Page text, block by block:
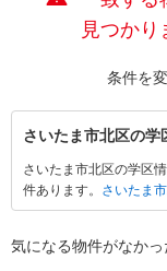
見つかり
条件を
い
た
ま
北
さいたま市北区の学
さいたま市北区の学区
件あります。 さいたま
気になる物件がなかっ